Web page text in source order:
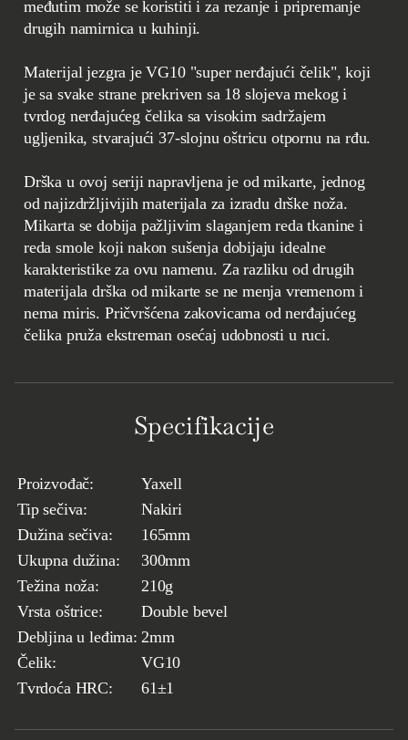
međutim može se koristiti i za rezanje i pripremanje
drugih namirnica u kuhinji.
Materijal jezgra je VG10 "super nerđajući čelik", koji
je sa svake strane prekriven sa 18 slojeva mekog i
tvrdog nerđajućeg čelika sa visokim sadržajem
ugljenika, stvarajući 37-slojnu oštricu otpornu na rđu.
Drška u ovoj seriji napravljena je od mikarte, jednog
od najizdržljivijih materijala za izradu drške noža.
Mikarta se dobija pažljivim slaganjem reda tkanine i
reda smole koji nakon sušenja dobijaju idealne
karakteristike za ovu namenu. Za razliku od drugih
materijala drška od mikarte se ne menja vremenom i
nema miris. Pričvršćena zakovicama od nerđajućeg
čelika pruža ekstreman osećaj udobnosti u ruci.
Specifikacije
Proizvođač:
Yaxell
Tip sečiva:
Nakiri
Dužina sečiva:
165mm
Ukupna dužina:
300mm
Težina noža:
210g
Vrsta oštrice:
Double bevel
Debljina u leđima: 2mm
Čelik:
VG10
Tvrdoća HRC:
61±1